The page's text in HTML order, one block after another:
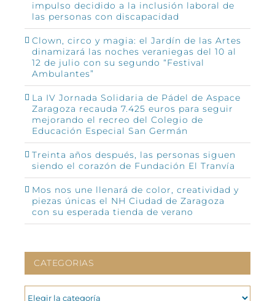
impulso decidido a la inclusión laboral de
las personas con discapacidad
Clown, circo y magia: el Jardín de las Artes
dinamizará las noches veraniegas del 10 al
12 de julio con su segundo “Festival
Ambulantes”
La IV Jornada Solidaria de Pádel de Aspace
Zaragoza recauda 7.425 euros para seguir
mejorando el recreo del Colegio de
Educación Especial San Germán
Treinta años después, las personas siguen
siendo el corazón de Fundación El Tranvía
Mos nos une llenará de color, creatividad y
piezas únicas el NH Ciudad de Zaragoza
con su esperada tienda de verano
CATEGORIAS
CATEGORIAS